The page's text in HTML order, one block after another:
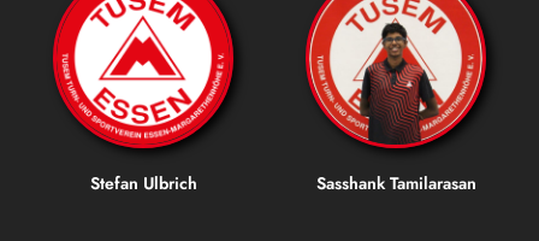
Stefan Ulbrich Sasshank Tamilarasan